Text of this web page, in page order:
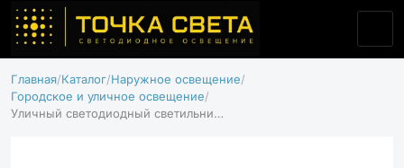
Главная Каталог Наружное освещение
Городское и уличное освещение
Уличный светодиодный светильник NT-WAY 100 Л